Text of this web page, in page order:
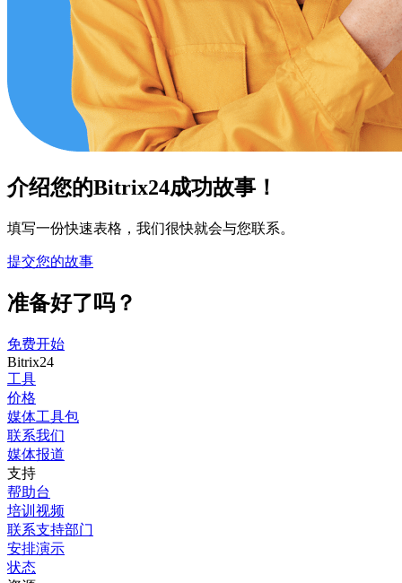
介绍您的Bitrix24成功故事！
填写一份快速表格，我们很快就会与您联系。
提交您的故事
准备好了吗？
免费开始
Bitrix24
工具
价格
媒体工具包
联系我们
媒体报道
支持
帮助台
培训视频
联系支持部门
安排演示
状态